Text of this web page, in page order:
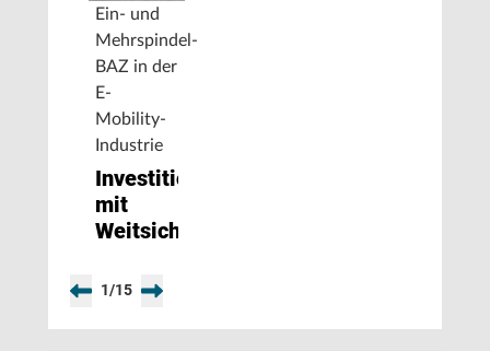
Ein- und
Mehrspindel-
BAZ in der
E-
Mobility-
Industrie
Investitionen
mit
Weitsicht
1/15